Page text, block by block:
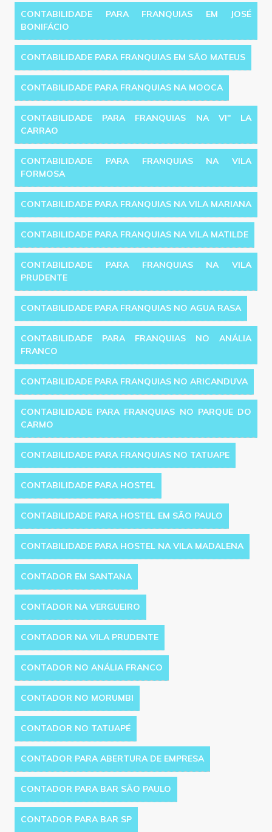
CONTABILIDADE PARA FRANQUIAS EM JOSÉ
BONIFÁCIO
CONTABILIDADE PARA FRANQUIAS EM SÃO MATEUS
CONTABILIDADE PARA FRANQUIAS NA MOOCA
CONTABILIDADE PARA FRANQUIAS NA VI'' LA
CARRAO
CONTABILIDADE PARA FRANQUIAS NA VILA
FORMOSA
CONTABILIDADE PARA FRANQUIAS NA VILA MARIANA
CONTABILIDADE PARA FRANQUIAS NA VILA MATILDE
CONTABILIDADE PARA FRANQUIAS NA VILA
PRUDENTE
CONTABILIDADE PARA FRANQUIAS NO AGUA RASA
CONTABILIDADE PARA FRANQUIAS NO ANÁLIA
FRANCO
CONTABILIDADE PARA FRANQUIAS NO ARICANDUVA
CONTABILIDADE PARA FRANQUIAS NO PARQUE DO
CARMO
CONTABILIDADE PARA FRANQUIAS NO TATUAPE
CONTABILIDADE PARA HOSTEL
CONTABILIDADE PARA HOSTEL EM SÃO PAULO
CONTABILIDADE PARA HOSTEL NA VILA MADALENA
CONTADOR EM SANTANA
CONTADOR NA VERGUEIRO
CONTADOR NA VILA PRUDENTE
CONTADOR NO ANÁLIA FRANCO
CONTADOR NO MORUMBI
CONTADOR NO TATUAPÉ
CONTADOR PARA ABERTURA DE EMPRESA
CONTADOR PARA BAR SÃO PAULO
CONTADOR PARA BAR SP